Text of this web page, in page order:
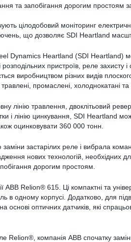
та запобігання дорогим простоям
цілодобовий моніторинг
що дозволяє SDI Heartland
Dynamics Heartland (SDI Heartland)
пристроїв, реле захисту і
виробництвом різних видів
промаслені, холоднокатані та
лінію травлення, двоклітьовий
і лінію цинкування, SDI Heartland
оцинковувати 360 000 тонн.
заміни застарілих реле і вибрала
нових технологій, необхідних
дорогим простоям.
ABB Relion® 615. Ці компактні та
в одному корпусі. Додатково, для
основі оптичних датчиків, які
Relion®, компанія ABB спочатку